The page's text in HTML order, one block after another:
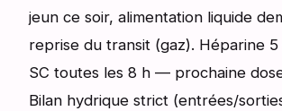
jeun ce soir, alimentation liquide
reprise du transit (gaz). Héparine
SC toutes les 8 h — prochaine
Bilan hydrique strict (entrées/